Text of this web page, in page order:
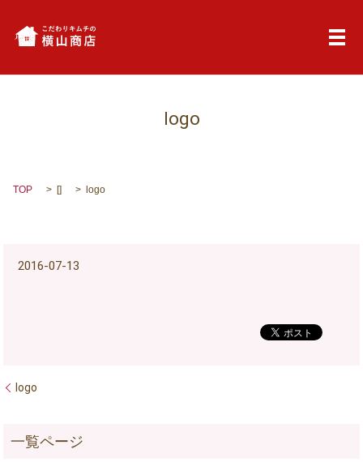
メ
logo
TOP [] logo
2016-07-13
logo